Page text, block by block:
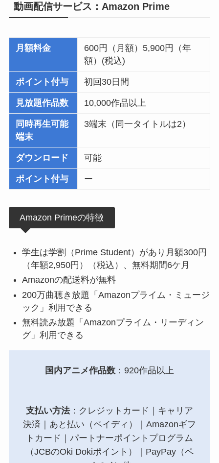
動画配信サービス：Amazon Prime
月額料金
600円（月額）5,900円（年
額）(税込)
ポイント付与 初回30日間
見放題作品数 10,000作品以上
同時再生可能
端末
3端末（同一タイトルは2）
ダウンロード 可能
ポイント付与 ー
Amazon Primeの特徴
学生は学割（Prime Student）があり月額300円
（年額2,950円）（税込）、無料期間6ケ月
Amazonの配送料が無料
200万曲聴き放題「Amazonプライム・ミュージ
ック」利用できる
無料読み放題「Amazonプライム・リーディン
グ」利用できる
国内アニメ作品数 ：920作品以上
支払い方法：クレジットカード｜キャリア
決済｜あと払い（ペイディ）｜Amazonギフ
トカード｜パートナーポイントプログラム
（JCBのOki Dokiポイント）｜PayPay（ペ